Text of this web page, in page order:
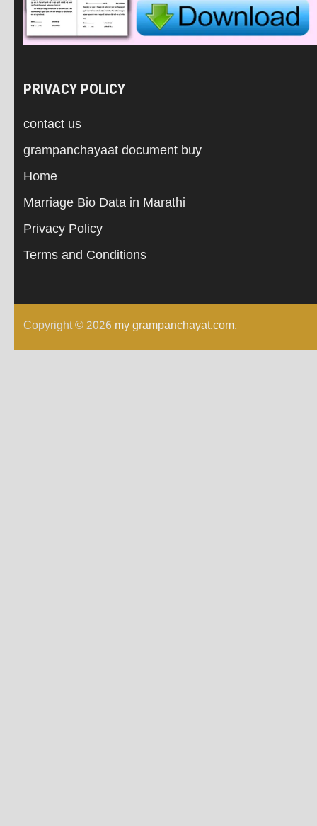
PRIVACY POLICY
contact us
grampanchayaat document buy
Home
Marriage Bio Data in Marathi
Privacy Policy
Terms and Conditions
Copyright © 2026 my grampanchayat.com.